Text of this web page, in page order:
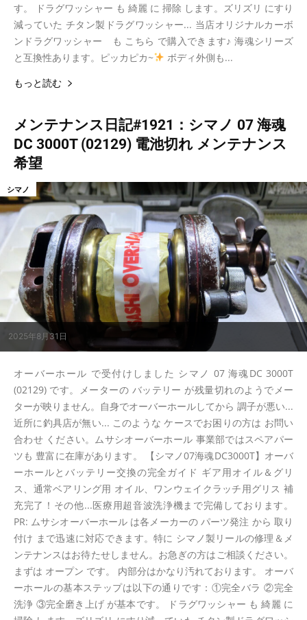
す。 ドラグワッシャー も 綺麗 に 掃除 します。ズリズリ にすり
減っていた チタン製ドラグワッシャー... 当店オリジナルカーボ
ンドラグワッシャー も こちら で購入できます♪ 海魂シリーズ
と互換性あります。ピッカピカ~
ボディ外側も...
もっと読む
メンテナンス日記#1921：シマノ 07 海魂
DC 3000T (02129) 電池切れ メンテナンス
希望
2025年8月31日
シマノ
オーバーホール で受付けしました シマノ 07 海魂DC 3000T
(02129) です。メーターの バッテリー が残量切れのようでメー
ターが映りません。自身でオーバーホールしてから 調子が悪い...
近所に釣具店が無い... このような ケースでお困りの方は お問い
合わせ ください。ムサシオーバーホール 事業部ではスペアパー
ツも 豊富に在庫があります。 【シマノ07海魂DC3000T】オーバ
ーホールとバッテリー交換の完全ガイド ギア用オイル＆グリ
ス、通常ベアリング用 オイル、ワンウェイクラッチ用グリス 補
充完了！その他...医療用超音波洗浄機まで完備しております。
PR: ムサシオーバーホール は各メーカーの パーツ発注 から 取り
付け まで迅速に対応できます。特に シマノ製リールの修理＆メ
ンテナンスはお待たせしません。お急ぎの方はご相談ください。
まずは オープン です。 内部分はかなり汚れております。 オーバ
ーホールの基本ステップは以下の通りです：①完全バラ ②完全
洗浄 ③完全磨き上げ が基本です。 ドラグワッシャー も 綺麗 に